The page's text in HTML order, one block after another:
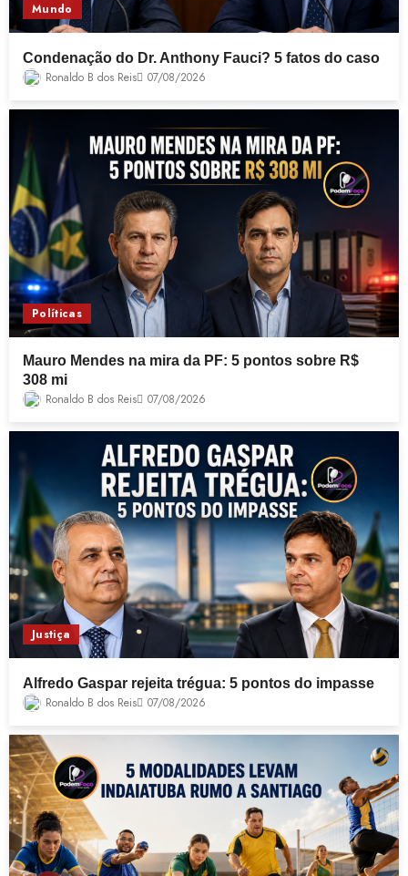
Mundo
Condenação do Dr. Anthony Fauci? 5 fatos do caso
Ronaldo B dos Reis 07/08/2026
Políticas
Mauro Mendes na mira da PF: 5 pontos sobre R$
308 mi
Ronaldo B dos Reis 07/08/2026
Justiça
Alfredo Gaspar rejeita trégua: 5 pontos do impasse
Ronaldo B dos Reis 07/08/2026